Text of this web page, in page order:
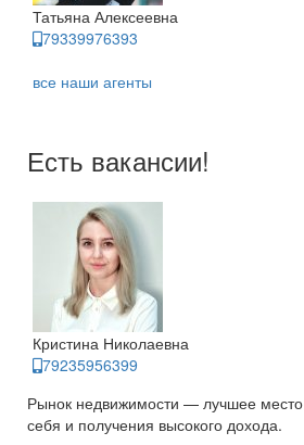
Татьяна Алексеевна
79339976393
все наши агенты
Есть вакансии!
Кристина Николаевна
79235956399
Рынок недвижимости — лучшее
себя и получения высокого дохода.